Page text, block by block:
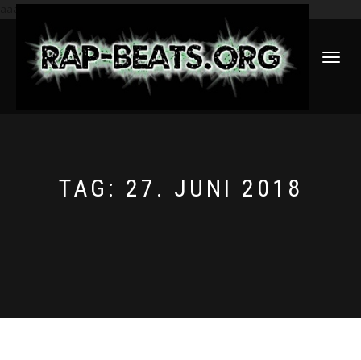
aaa
TAG: 27. JUNI 2018